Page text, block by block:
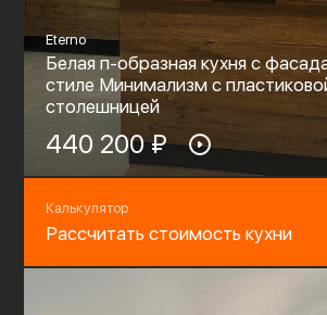
Eterno
Белая п-образная кухня с
стиле Минимализм с
столешницей
440 200 ₽
Калькулятор
Рассчитать стоимость кухни